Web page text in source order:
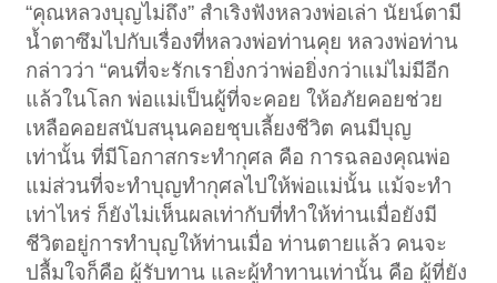
“คุณหลวงบุญไม่ถึง” สำเริงฟังหลวงพ่อเล่า นัยน์ตามี
น้ำตาซึมไปกับเรื่องที่หลวงพ่อท่านคุย หลวงพ่อท่าน
กล่าวว่า “คนที่จะรักเรายิ่งกว่าพ่อยิ่งกว่าแม่ไม่มีอีก
แล้วในโลก พ่อแม่เป็นผู้ที่จะคอย ให้อภัยคอยช่วย
เหลือคอยสนับสนุนคอยชุบเลี้ยงชีวิต คนมีบุญ
เท่านั้น ที่มีโอกาสกระทำกุศล คือ การฉลองคุณพ่อ
แม่ส่วนที่จะทำบุญทำกุศลไปให้พ่อแม่นั้น แม้จะทำ
เท่าไหร่ ก็ยังไม่เห็นผลเท่ากับที่ทำให้ท่านเมื่อยังมี
ชีวิตอยู่การทำบุญให้ท่านเมื่อ ท่านตายแล้ว คนจะ
ปลื้มใจก็คือ ผู้รับทาน และผู้ทำทานเท่านั้น คือ ผู้ที่ยัง